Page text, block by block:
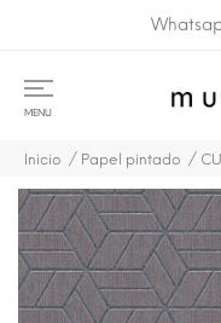
MENU
Inicio Papel pintado